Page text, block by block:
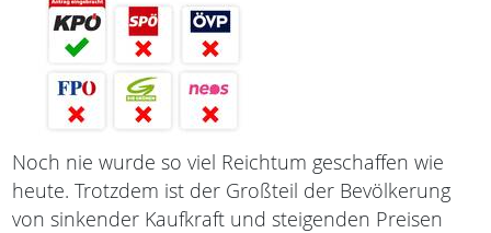
Noch nie wurde so viel Reichtum geschaffen wie
heute. Trotzdem ist der Großteil der Bevölkerung
von sinkender Kaufkraft und steigenden Preisen